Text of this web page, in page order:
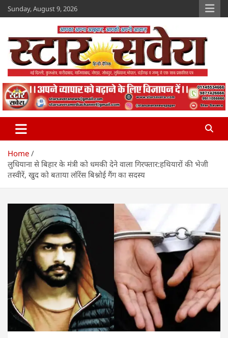
Skip
to
Sunday, August 9, 2026
Star Savera
www.starsavera.com
Home
लुधियाना से बिहार के मंत्री को धमकी देने वाला गिरफ्तार:हथियारों की भेजी
तस्वीरें, खुद को बताया लॉरेंस बिश्नोई गैंग का सदस्य